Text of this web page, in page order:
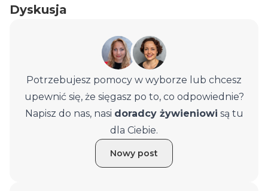
Dyskusja
Potrzebujesz pomocy w wyborze lub chcesz
upewnić się, że sięgasz po to, co odpowiednie?
Napisz do nas, nasi doradcy żywieniowi są tu
dla Ciebie.
Nowy post